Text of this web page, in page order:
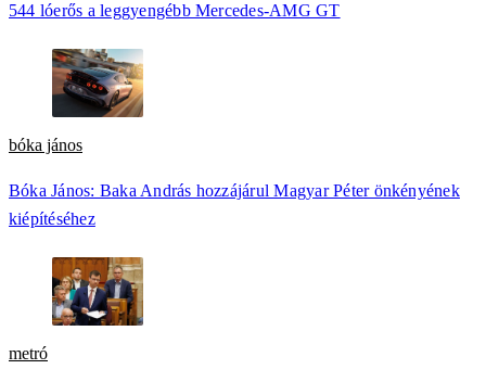
544 lóerős a leggyengébb Mercedes-AMG GT
bóka jános
Bóka János: Baka András hozzájárul Magyar Péter önkényének
kiépítéséhez
metró